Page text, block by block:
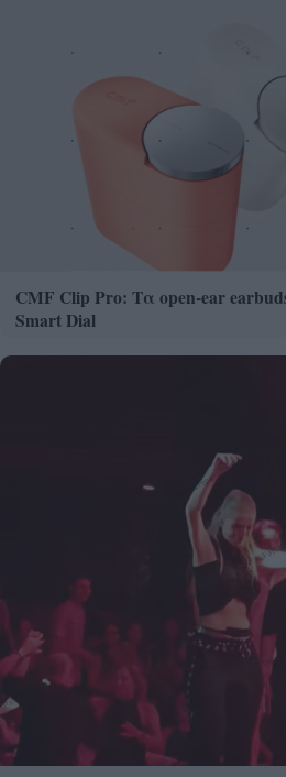
CMF Clip Pro: Τα open-ear
Smart Dial